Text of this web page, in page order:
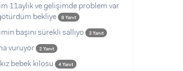
11aylik ve gelişimde problem var
bekliye
8 Yanıt
başını sürekli sallıyo 3 Yanıt
vuruyor 2 Yanıt
bebek kilosu 4 Yanıt